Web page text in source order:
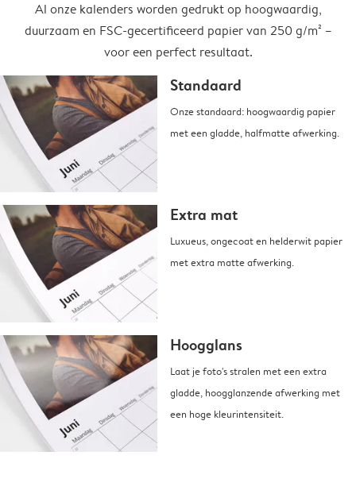
Al onze kalenders worden gedrukt op hoogwaardig,
duurzaam en FSC-gecertificeerd papier van 250 g/m² –
voor een perfect resultaat.
Standaard
Onze standaard: hoogwaardig papier
met een gladde, halfmatte afwerking.
Extra mat
Luxueus, ongecoat en helderwit papier
met extra matte afwerking.
Hoogglans
Laat je foto's stralen met een extra
gladde, hoogglanzende afwerking met
een hoge kleurintensiteit.